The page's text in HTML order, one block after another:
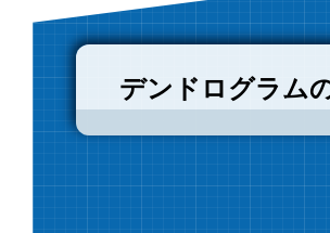
デンドログラム